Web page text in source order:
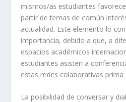
mismos/as estudiantes
partir de temas de común
actualidad. Este elemento lo
importancia, debido a que, a
espacios académicos
estudiantes asisten a
estas redes colaborativas prima
La posibilidad de conversar y